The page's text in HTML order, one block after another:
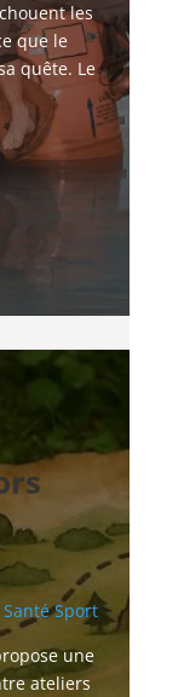
les
que le
quête. Le
Santé Sport
une
ateliers